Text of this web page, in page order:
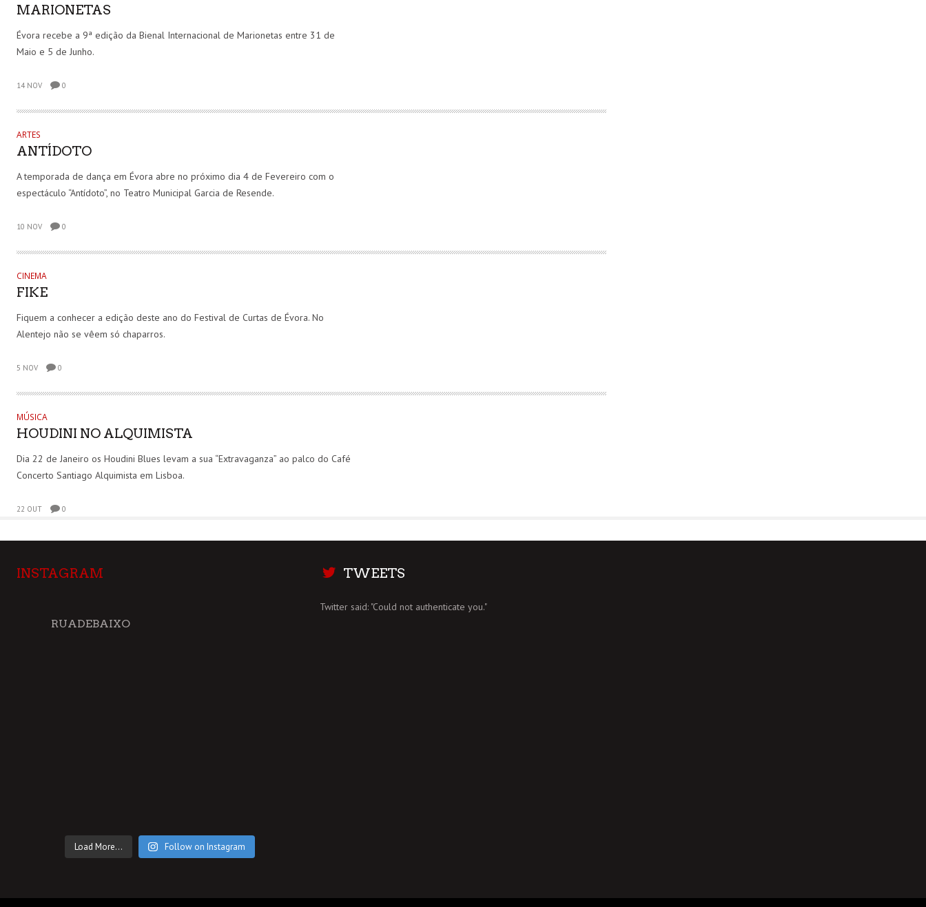
MARIONETAS
Évora recebe a 9ª edição da Bienal Internacional de Marionetas entre 31 de
Maio e 5 de Junho.
14 NOV 0
ARTES
ANTÍDOTO
A temporada de dança em Évora abre no próximo dia 4 de Fevereiro com o
espectáculo “Antídoto”, no Teatro Municipal Garcia de Resende.
10 NOV 0
CINEMA
FIKE
Fiquem a conhecer a edição deste ano do Festival de Curtas de Évora. No
Alentejo não se vêem só chaparros.
5 NOV 0
MÚSICA
HOUDINI NO ALQUIMISTA
Dia 22 de Janeiro os Houdini Blues levam a sua “Extravaganza” ao palco do Café
Concerto Santiago Alquimista em Lisboa.
22 OUT 0
INSTAGRAM
RUADEBAIXO
Load More... Follow on Instagram
TWEETS
Twitter said: "Could not authenticate you."